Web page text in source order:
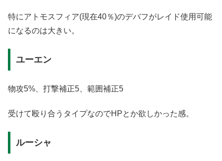
特にアトモスフィア(現在40％)のデバフがレイド使用可能
になるのは大きい。
ユーエン
物攻5%、打撃補正5、範囲補正5
受けて殴り合うタイプなのでHPとか欲しかった感。
ルーシャ